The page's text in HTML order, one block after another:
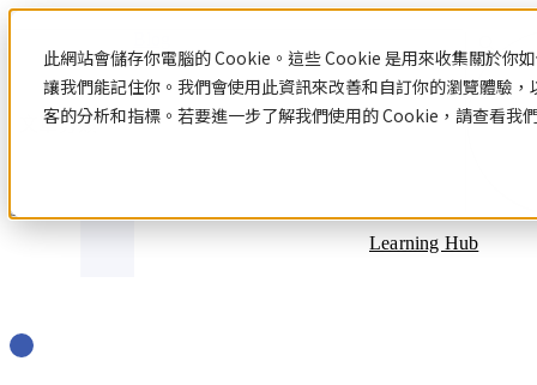
此網站會儲存你電腦的 Cookie。這些 Cookie 是用來收集關於你
讓我們能記住你。我們會使用此資訊來改善和自訂你的瀏覽體驗
客的分析和指標。若要進一步了解我們使用的 Cookie，請查看我
文章分類
Learning Hub